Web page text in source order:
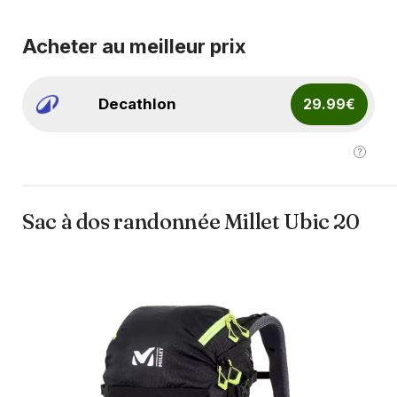
Acheter au meilleur prix
Decathlon 29.99€
Sac à dos randonnée Millet Ubic 20